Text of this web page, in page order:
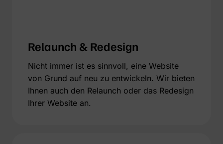
Relaunch & Redesign
Nicht immer ist es sinnvoll, eine Website
von Grund auf neu zu entwickeln. Wir bieten
Ihnen auch den Relaunch oder das Redesign
Ihrer Website an.